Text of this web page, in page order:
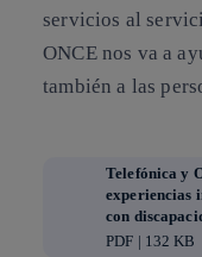
servicios al
ONCE nos va a
también a las
Telefónica y
experiencias
con
PDF | 132 KB